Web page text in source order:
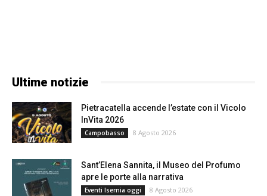
Ultime notizie
Pietracatella accende l’estate con il Vicolo
InVita 2026
Campobasso 8 Agosto 2026
Sant’Elena Sannita, il Museo del Profumo
apre le porte alla narrativa
Eventi Isernia oggi 8 Agosto 2026